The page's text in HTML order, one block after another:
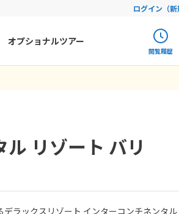
ログイン（新
ハンガリー
オプショナルツアー
閲覧履歴
まだ履歴がありません
まだ登録がありません
リゾート バリ
ラックスリゾート インターコンチネンタル